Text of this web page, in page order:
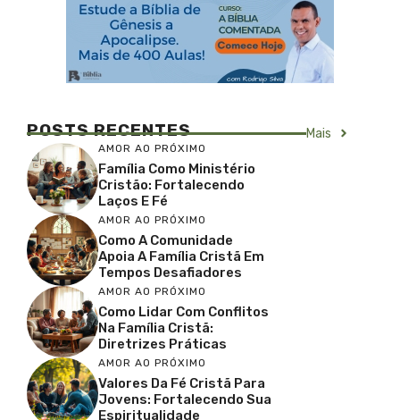
POSTS RECENTES Mais
AMOR AO PRÓXIMO
Família Como Ministério
Cristão: Fortalecendo
Laços E Fé
AMOR AO PRÓXIMO
Como A Comunidade
Apoia A Família Cristã Em
Tempos Desafiadores
AMOR AO PRÓXIMO
Como Lidar Com Conflitos
Na Família Cristã:
Diretrizes Práticas
AMOR AO PRÓXIMO
Valores Da Fé Cristã Para
Jovens: Fortalecendo Sua
Espiritualidade